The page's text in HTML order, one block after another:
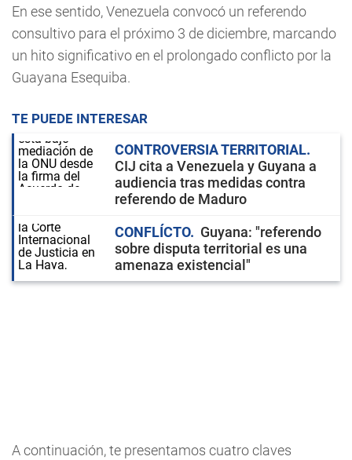
En ese sentido, Venezuela convocó un referendo
consultivo para el próximo 3 de diciembre, marcando
un hito significativo en el prolongado conflicto por la
Guayana Esequiba.
TE PUEDE INTERESAR
CONTROVERSIA TERRITORIAL
CIJ cita a Venezuela y Guyana a
audiencia tras medidas contra
referendo de Maduro
CONFLÍCTO
Guyana: "referendo
sobre disputa territorial es una
amenaza existencial"
A continuación, te presentamos cuatro claves